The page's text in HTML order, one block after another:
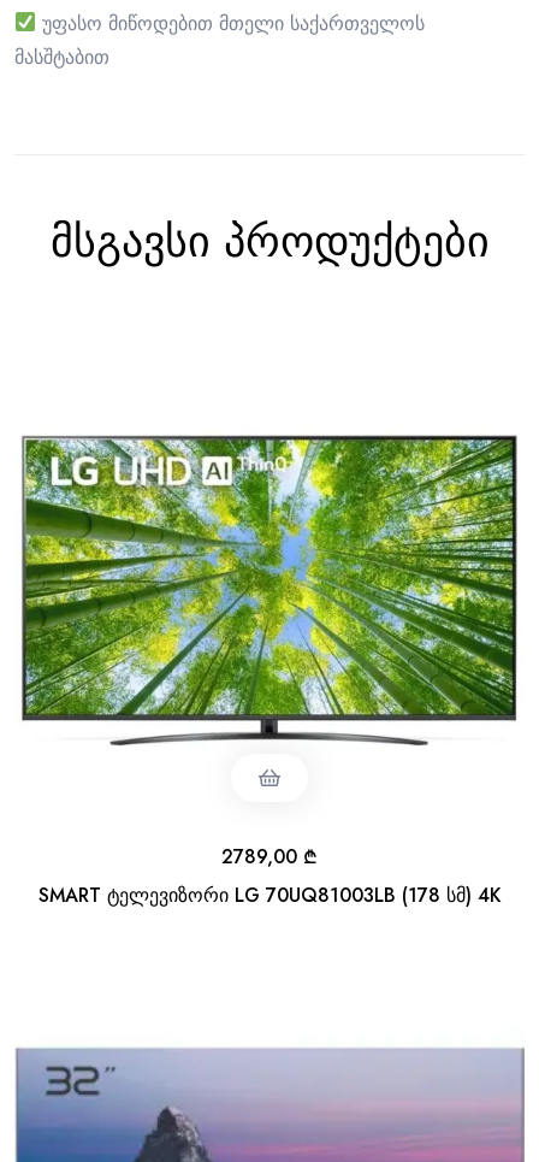
უფასო მიწოდებით მთელი საქართველოს
მასშტაბით
მსგავსი პროდუქტები
SMART ტელევიზორი LG 70UQ81003LB (178 სმ) 4K
2789,00 ₾